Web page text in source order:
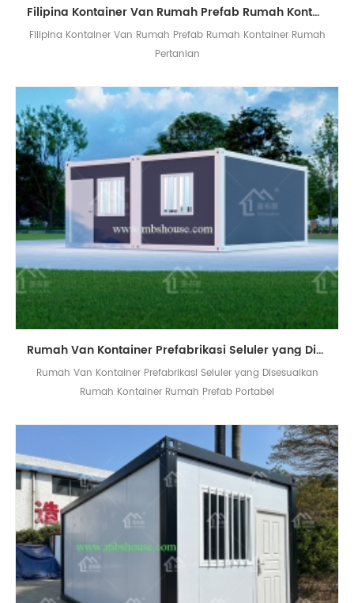
Filipina Kontainer Van Rumah Prefab Rumah Kontainer Rumah Pertanian
Filipina Kontainer Van Rumah Prefab Rumah Kontainer Rumah
Pertanian
Rumah Van Kontainer Prefabrikasi Seluler yang Disesuaikan Rumah Kontainer Rumah Prefab Portabel
Rumah Van Kontainer Prefabrikasi Seluler yang Disesuaikan
Rumah Kontainer Rumah Prefab Portabel